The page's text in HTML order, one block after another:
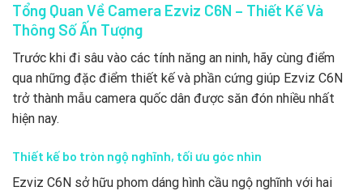
Tổng Quan Về Camera Ezviz C6N – Thiết Kế Và
Thông Số Ấn Tượng
Trước khi đi sâu vào các tính năng an ninh, hãy cùng điểm
qua những đặc điểm thiết kế và phần cứng giúp Ezviz C6N
trở thành mẫu camera quốc dân được săn đón nhiều nhất
hiện nay.
Thiết kế bo tròn ngộ nghĩnh, tối ưu góc nhìn
Ezviz C6N sở hữu phom dáng hình cầu ngộ nghĩnh với hai